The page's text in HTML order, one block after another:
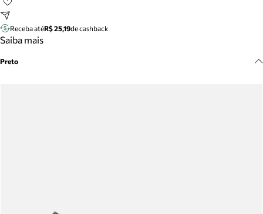
Tire dúvidas sobre pedidos, devoluções e mais.
Receba atéR$ 25,19de cashback
Saiba mais
Preto